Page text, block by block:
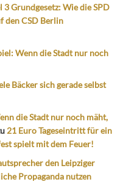
Grundgesetz: Wie die SPD
den CSD Berlin
Wenn die Stadt nur noch
Bäcker sich gerade selbst
die Stadt nur noch mäht,
21 Euro Tageseintritt für ein
spielt mit dem Feuer!
den Leipziger
Propaganda nutzen